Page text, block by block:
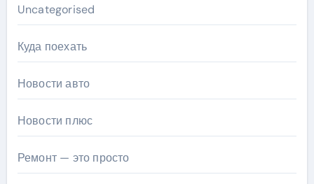
Uncategorised
Куда поехать
Новости авто
Новости плюс
Ремонт — это просто